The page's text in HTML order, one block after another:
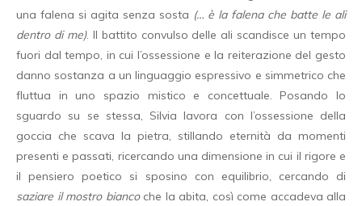
una falena si agita senza sosta (… è la falena che batte le ali
dentro di me). Il battito convulso delle ali scandisce un tempo
fuori dal tempo, in cui l’ossessione e la reiterazione del gesto
danno sostanza a un linguaggio espressivo e simmetrico che
fluttua in uno spazio mistico e concettuale. Posando lo
sguardo su se stessa, Silvia lavora con l’ossessione della
goccia che scava la pietra, stillando eternità da momenti
presenti e passati, ricercando una dimensione in cui il rigore e
il pensiero poetico si sposino con equilibrio, cercando di
saziare il mostro biancoche la abita, così come accadeva alla